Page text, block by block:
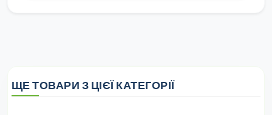
ЩЕ ТОВАРИ З ЦІЄЇ КАТЕГОРІЇ